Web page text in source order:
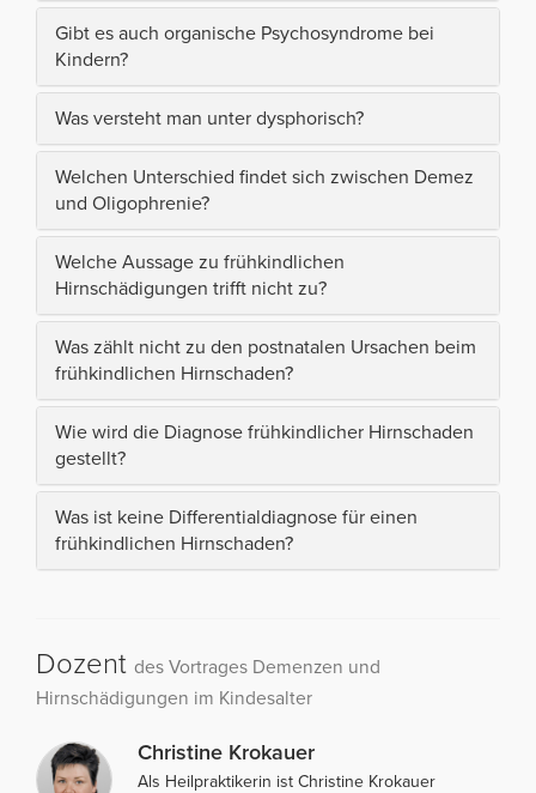
Gibt es auch organische Psychosyndrome bei
Kindern?
Was versteht man unter dysphorisch?
Welchen Unterschied findet sich zwischen Demez
und Oligophrenie?
Welche Aussage zu frühkindlichen
Hirnschädigungen trifft nicht zu?
Was zählt nicht zu den postnatalen Ursachen beim
frühkindlichen Hirnschaden?
Wie wird die Diagnose frühkindlicher Hirnschaden
gestellt?
Was ist keine Differentialdiagnose für einen
frühkindlichen Hirnschaden?
Dozent des Vortrages Demenzen und
Hirnschädigungen im Kindesalter
Christine Krokauer
Als Heilpraktikerin ist Christine Krokauer